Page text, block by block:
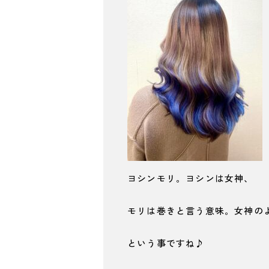
ヨシンモリ。ヨシンは女神、
モリは巻きと言う意味。女神の
という事ですね♪